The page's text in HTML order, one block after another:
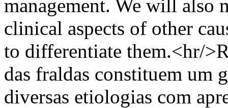
management. We will also
clinical aspects of other
to differentiate them.<hr/
das fraldas constituem um
diversas etiologias com